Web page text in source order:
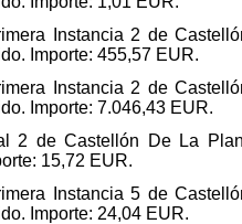
Instancia 2 de
Importe: 455,57 EUR.
Instancia 2 de
Importe: 7.046,43 EUR.
2 de Castellón De La
15,72 EUR.
Instancia 5 de
Importe: 24,04 EUR.